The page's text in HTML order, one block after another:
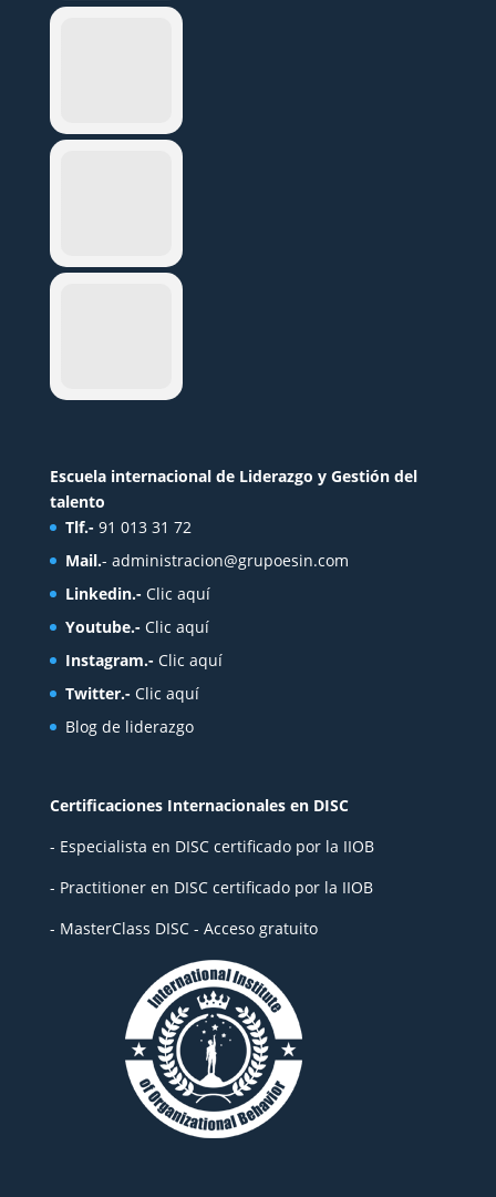
Escuela internacional de Liderazgo y Gestión del
talento
Tlf.- 91 013 31 72
Mail.- administracion@grupoesin.com
Linkedin.- Clic aquí
Youtube.- Clic aquí
Instagram.- Clic aquí
Twitter.- Clic aquí
Blog de liderazgo
Certificaciones Internacionales en DISC
- Especialista en DISC certificado por la IIOB
- Practitioner en DISC certificado por la IIOB
- MasterClass DISC - Acceso gratuito